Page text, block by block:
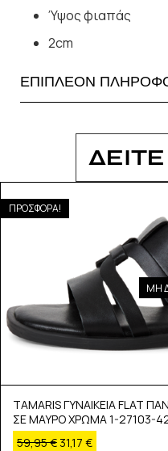
Ύψος φιαπάς
2cm
ΕΠΙΠΛΕΟΝ
ΠΡΟΣΦΟΡΑ!
ΜΗ
TAMARIS ΓΥΝΑΙΚΕΙΑ FLAT
ΣΕ ΜΑΥΡΟ ΧΡΩΜΑ 1-27103-
59,95€ 31,17 €